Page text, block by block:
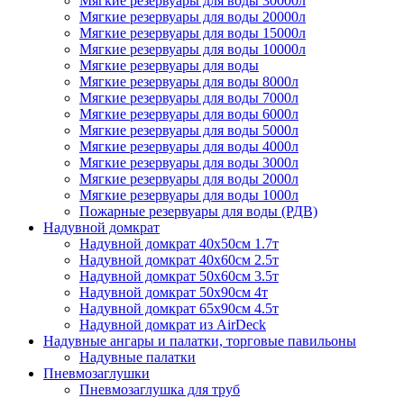
Мягкие резервуары для воды 20000л
Мягкие резервуары для воды 15000л
Мягкие резервуары для воды 10000л
Мягкие резервуары для воды
Мягкие резервуары для воды 8000л
Мягкие резервуары для воды 7000л
Мягкие резервуары для воды 6000л
Мягкие резервуары для воды 5000л
Мягкие резервуары для воды 4000л
Мягкие резервуары для воды 3000л
Мягкие резервуары для воды 2000л
Мягкие резервуары для воды 1000л
Пожарные резервуары для воды (РДВ)
Надувной домкрат
Надувной домкрат 40х50см 1.7т
Надувной домкрат 40х60см 2.5т
Надувной домкрат 50х60см 3.5т
Надувной домкрат 50х90см 4т
Надувной домкрат 65х90см 4.5т
Надувной домкрат из AirDeck
Надувные ангары и палатки, торговые павильоны
Надувные палатки
Пневмозаглушки
Пневмозаглушка для труб